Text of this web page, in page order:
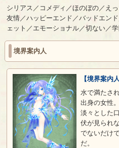
シリアス／コメディ／ほのぼの／え
友情／ハッピーエンド／バッドエン
ェット／エモーショナル／切ない／
境界案内人
【境界案内
水で満たさ
出身の女性。
淡々とした
伏が見られ
でないだけ
だ。